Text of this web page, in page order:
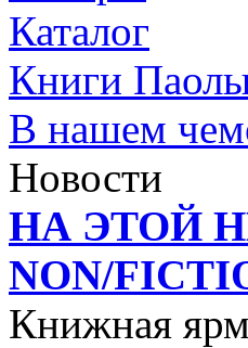
Каталог
Книги
В нашем
Новости
НА ЭТОЙ
NON/
Книжная